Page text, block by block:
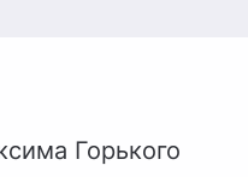
Горького